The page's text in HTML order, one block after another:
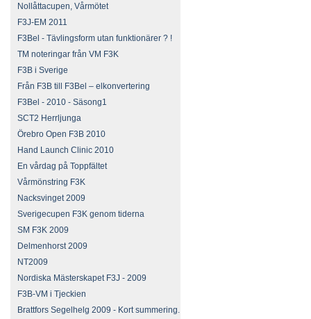
Nollåttacupen, Vårmötet
F3J-EM 2011
F3Bel - Tävlingsform utan funktionärer ? !
TM noteringar från VM F3K
F3B i Sverige
Från F3B till F3Bel – elkonvertering
F3Bel - 2010 - Säsong1
SCT2 Herrljunga
Örebro Open F3B 2010
Hand Launch Clinic 2010
En vårdag på Toppfältet
Vårmönstring F3K
Nacksvinget 2009
Sverigecupen F3K genom tiderna
SM F3K 2009
Delmenhorst 2009
NT2009
Nordiska Mästerskapet F3J - 2009
F3B-VM i Tjeckien
Brattfors Segelhelg 2009 - Kort summering.